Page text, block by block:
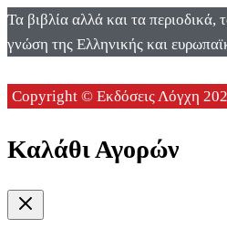
Τα βιβλία αλλά και τα
γνώση της Ελληνικής και
Copyright © Εκδόσεις Λόγχη
Καλάθι Αγορών